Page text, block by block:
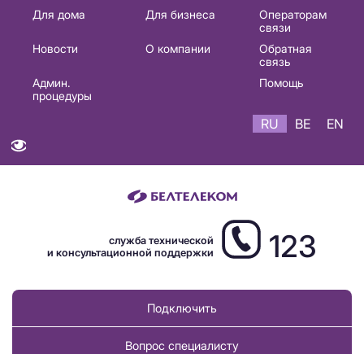
Основная
навигация
Для дома Для бизнеса
Операторам
связи
Новости
О компании
Обратная
связь
Админ.
процедуры
Помощь
RU BE EN
служба технической
и консультационной поддержки
123
Подключить
Вопрос специалисту